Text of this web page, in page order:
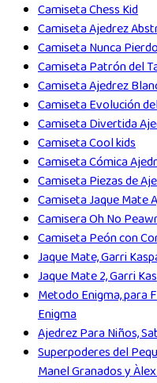
Camiseta Chess Kid
Camiseta Ajedrez
Camiseta Nunca
Camiseta Patrón del
Camiseta Ajedrez
Camiseta Evolución
Camiseta Divertida
Camiseta Cool kids
Camiseta Cómica
Camiseta Piezas de
Camiseta Jaque Mate
Camisera Oh No
Camiseta Peón con
Jaque Mate, Garri
Jaque Mate 2, Garri
Metodo Enigma, para
Enigma
Ajedrez Para Niños,
Superpoderes del
Manel Granados y